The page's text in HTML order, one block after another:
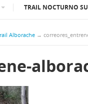
TRAIL NOCTURNO
Alborache →